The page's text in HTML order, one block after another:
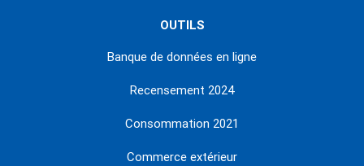
OUTILS
Banque de données en ligne
Recensement 2024
Consommation 2021
Commerce extérieur